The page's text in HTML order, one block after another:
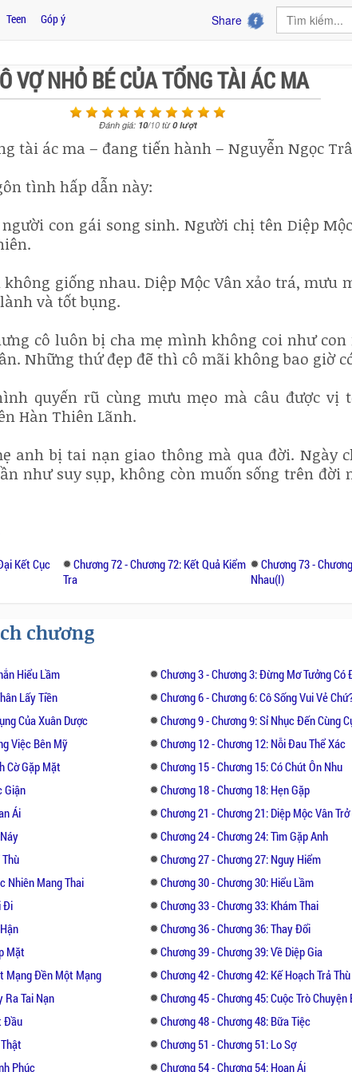
Teen Góp ý Share
VỢ NHỎ BÉ CỦA TỔNG TÀI ÁC MA
Đánh giá: 10/10từ0lượt
tài ác ma – đang tiến hành – Nguyễn Ngọc
tình hấp dẫn này:
con gái song sinh. Người chị tên Diệp
giống nhau. Diệp Mộc Vân xảo trá, mưu
và tốt bụng.
cô luôn bị cha mẹ mình không coi như
Những thứ đẹp đẽ thì cô mãi không bao giờ
quyến rũ cùng mưu mẹo mà câu được vị
Hàn Thiên Lãnh.
anh bị tai nạn giao thông mà qua đời. Ngày
như suy sụp, không còn muốn sống trên đời
nhàng trao lá thư nhưng đủ khiến anh có lại
phát triển được như bây giờ.
Diệp, vì thế khi gặp Diệp Mộc Vân đã vô tình
Diệp Mộc Vân lại muốn cô làm người thế thân
mình dựng lên một vở kịch để người ngoài
ác độc, còn ả lại được coi thành người tốt.
người anh tìm kiếm năm xưa đang ở
biết. Còn sỉ nhục và căm ghét cô.
sẽ như thế nào ? Anh và cô có nhận ra nhau
đau khổ ?
Kết Cục
Chương 72 - Chương 72: Kết Quả Kiểm
Tra
Chương 73 -
Nhau(I)
chương
Hiểu Lầm
Chương 3 - Chương 3: Đừng Mơ Tưởng Có
Lấy Tiền
Chương 6 - Chương 6: Cô Sống Vui Vẻ
Của Xuân Dược
Chương 9 - Chương 9: Sỉ Nhục Đến Cùng
Việc Bên Mỹ
Chương 12 - Chương 12: Nỗi Đau Thể Xác
Cờ Gặp Mặt
Chương 15 - Chương 15: Có Chút Ôn Nhu
Giận
Chương 18 - Chương 18: Hẹn Gặp
Ái
Chương 21 - Chương 21: Diệp Mộc Vân Trở
Chương 24 - Chương 24: Tìm Gặp Anh
Chương 27 - Chương 27: Nguy Hiểm
Nhiên Mang Thai
Chương 30 - Chương 30: Hiểu Lầm
Đi
Chương 33 - Chương 33: Khám Thai
Chương 36 - Chương 36: Thay Đổi
Mặt
Chương 39 - Chương 39: Về Diệp Gia
Mạng Đền Một Mạng
Chương 42 - Chương 42: Kế Hoạch Trả Thù
Ra Tai Nạn
Chương 45 - Chương 45: Cuộc Trò Chuyện
Đầu
Chương 48 - Chương 48: Bữa Tiệc
Chương 51 - Chương 51: Lo Sợ
Phúc Chương 54 - Chương 54: Hoan Ái